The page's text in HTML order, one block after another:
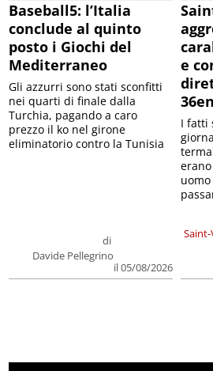
Baseball5: l’Italia
conclude al quinto
posto i Giochi del
Mediterraneo
di
Davide Pellegrino
il 05/08/2026
Gli azzurri sono stati sconfitti
nei quarti di finale dalla
Turchia, pagando a caro
prezzo il ko nel girone
eliminatorio contro la Tunisia
e
I fatti